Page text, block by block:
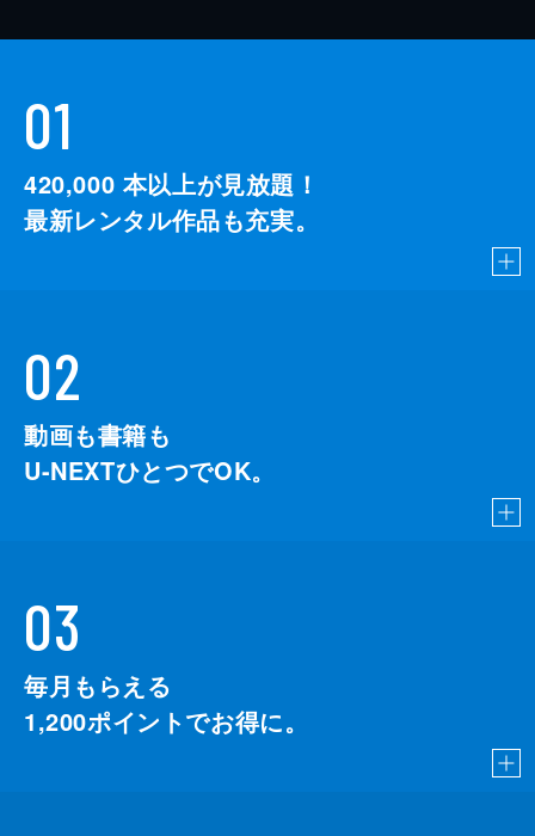
01
420,000 本以上が見放題！
最新レンタル作品も充実。
02
動画も書籍も
U-NEXTひとつでOK。
03
毎月もらえる
1,200ポイントでお得に。